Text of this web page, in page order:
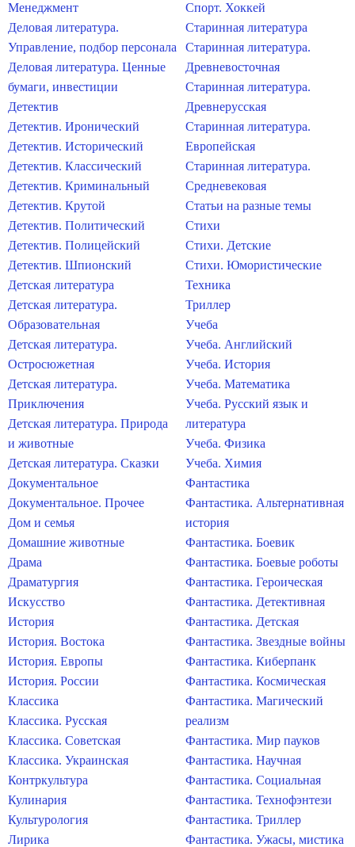
Менеджмент
Деловая литература.
Управление, подбор персонала
Деловая литература. Ценные
бумаги, инвестиции
Детектив
Детектив. Иронический
Детектив. Исторический
Детектив. Классический
Детектив. Криминальный
Детектив. Крутой
Детектив. Политический
Детектив. Полицейский
Детектив. Шпионский
Детская литература
Детская литература.
Образовательная
Детская литература.
Остросюжетная
Детская литература.
Приключения
Детская литература. Природа
и животные
Детская литература. Сказки
Документальное
Документальное. Прочее
Дом и семья
Домашние животные
Драма
Драматургия
Искусство
История
История. Востока
История. Европы
История. России
Классика
Классика. Русская
Классика. Советская
Классика. Украинская
Контркультура
Кулинария
Культурология
Лирика
Спорт. Хоккей
Старинная литература
Старинная литература.
Древневосточная
Старинная литература.
Древнерусская
Старинная литература.
Европейская
Старинная литература.
Средневековая
Статьи на разные темы
Стихи
Стихи. Детские
Стихи. Юмористические
Техника
Триллер
Учеба
Учеба. Английский
Учеба. История
Учеба. Математика
Учеба. Русский язык и
литература
Учеба. Физика
Учеба. Химия
Фантастика
Фантастика. Альтернативная
история
Фантастика. Боевик
Фантастика. Боевые роботы
Фантастика. Героическая
Фантастика. Детективная
Фантастика. Детская
Фантастика. Звездные войны
Фантастика. Киберпанк
Фантастика. Космическая
Фантастика. Магический
реализм
Фантастика. Мир пауков
Фантастика. Научная
Фантастика. Социальная
Фантастика. Технофэнтези
Фантастика. Триллер
Фантастика. Ужасы, мистика